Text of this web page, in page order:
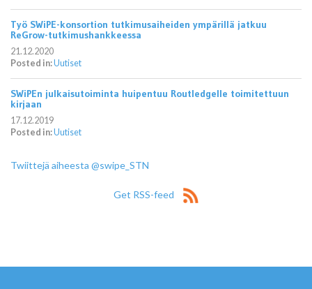
Työ SWiPE-konsortion tutkimusaiheiden ympärillä jatkuu
ReGrow-tutkimushankkeessa
21.12.2020
Posted in:Uutiset
SWiPEn julkaisutoiminta huipentuu Routledgelle toimitettuun
kirjaan
17.12.2019
Posted in:Uutiset
Twiittejä aiheesta @swipe_STN
Get RSS-feed